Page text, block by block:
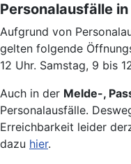
Personalausfälle
Aufgrund von
gelten folgende
12 Uhr. Samstag, 9 bis
Auch in der Melde-,
Personalausfälle.
Erreichbarkeit leider
dazu hier.